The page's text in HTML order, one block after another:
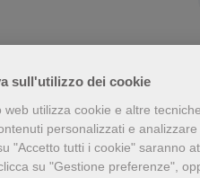
sull'utilizzo dei cookie
web utilizza cookie e altre
personalizzati e analizzare
"Accetto tutti i cookie" saranno
su "Gestione preferenze",
ha visto